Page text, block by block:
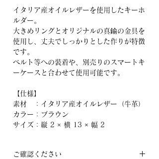
イタリア産オイルレザーを使用したキーホ
ルダー。
大きめリングとオリジナルの真鍮の金具を
使用し、丈夫でしっかりとした作りが特徴
です。
ベルト等への装着や、別売りのスマートキ
ーケースと合わせて使用可能です。
【仕様】
素材 ：イタリア産オイルレザー（牛革）
カラー：ブラウン
サイズ：縦 2 × 横 13 × 幅 2
ご確認ください